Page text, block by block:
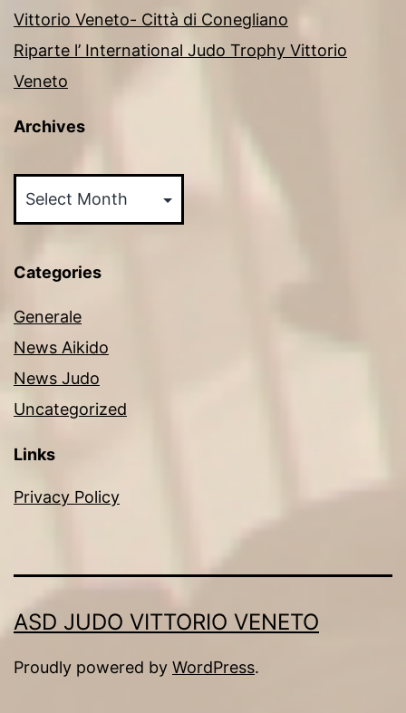
Vittorio Veneto- Città di Conegliano
Riparte l’ International Judo Trophy Vittorio
Veneto
Archives
Categories
Generale
News Aikido
News Judo
Uncategorized
Links
Privacy Policy
ASD JUDO VITTORIO VENETO
Proudly powered by WordPress.